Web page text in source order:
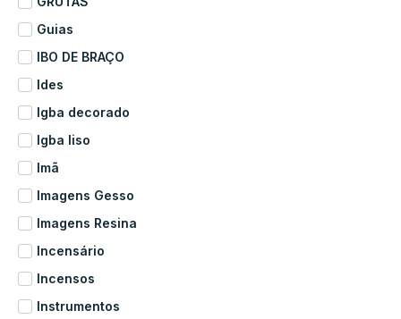
Guias
IBO DE BRAÇO
Ides
Igba decorado
Igba liso
Imã
Imagens Gesso
Imagens Resina
Incensário
Incensos
Instrumentos